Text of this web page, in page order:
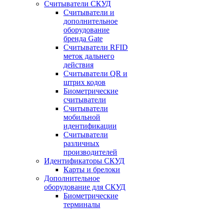
Считыватели СКУД
Считыватели и
дополнительное
оборудование
бренда Gate
Считыватели RFID
меток дальнего
действия
Считыватели QR и
штрих кодов
Биометрические
считыватели
Считыватели
мобильной
идентификации
Считыватели
различных
производителей
Идентификаторы СКУД
Карты и брелоки
Дополнительное
оборудование для СКУД
Биометрические
терминалы